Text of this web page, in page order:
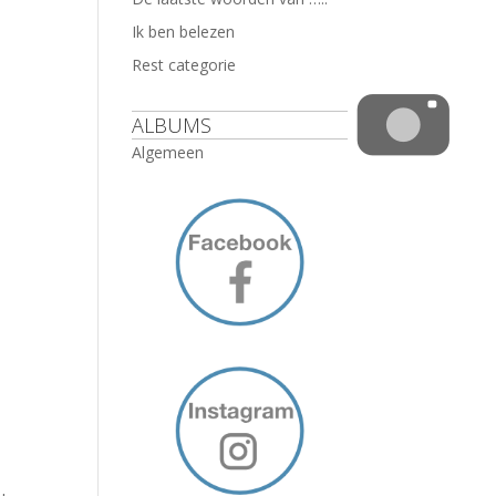
Ik ben belezen
Rest categorie
ALBUMS
Algemeen